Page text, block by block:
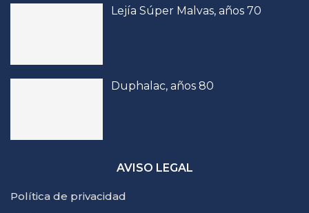
Lejía Súper Malvas, años 70
Duphalac, años 80
AVISO LEGAL
Política de privacidad